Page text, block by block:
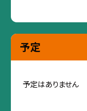
予定
予定はありません